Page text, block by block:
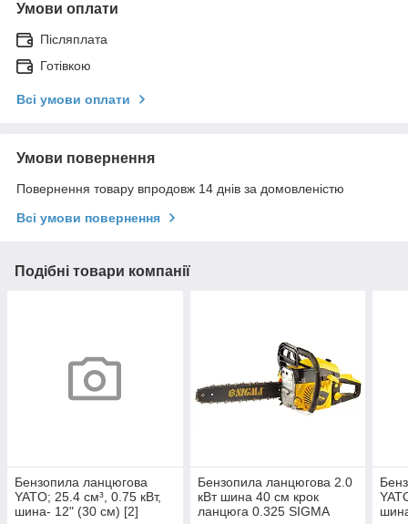
Умови оплати
Післяплата
Готівкою
Всі умови оплати
Умови повернення
Повернення товару впродовж 14 днів за домовленістю
Всі умови повернення
Подібні товари компанії
Бензопила ланцюгова
YATO; 25.4 см³, 0.75 кВт,
шина- 12" (30 см) [2]
Бензопила ланцюгова 2.0
кВт шина 40 см крок
ланцюга 0.325 SIGMA